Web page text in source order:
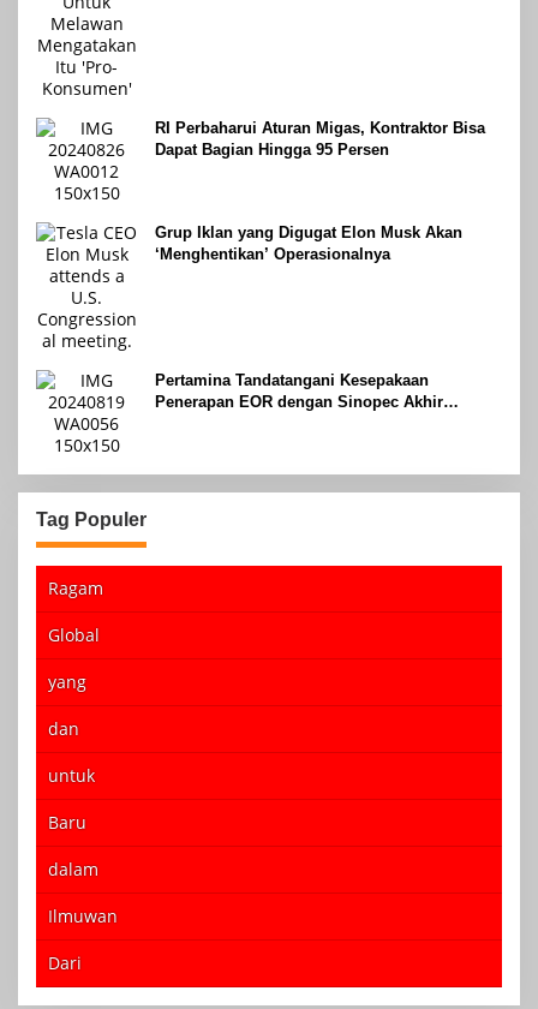
RI Perbaharui Aturan Migas, Kontraktor Bisa
Dapat Bagian Hingga 95 Persen
Grup Iklan yang Digugat Elon Musk Akan
‘Menghentikan’ Operasionalnya
Pertamina Tandatangani Kesepakaan
Penerapan EOR dengan Sinopec Akhir
Tag Populer
Ragam
Global
yang
dan
untuk
Baru
dalam
Ilmuwan
Dari